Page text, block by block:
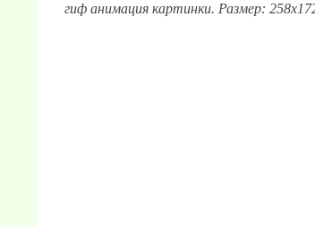
гиф анимация картинки. Размер: